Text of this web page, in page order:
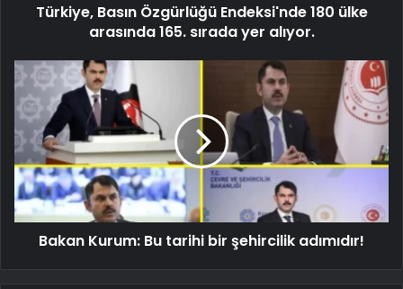
Türkiye, Basın Özgürlüğü Endeksi'nde 180 ülke
arasında 165. sırada yer alıyor.
Bakan Kurum: Bu tarihi bir şehircilik adımıdır!